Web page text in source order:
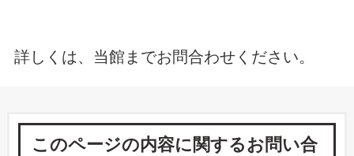
詳しくは、当館までお問合わせください。
このページの内容に関するお問い合